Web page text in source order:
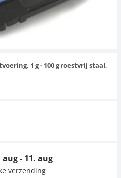
1 g - 100 g roestvrij staal,
aug - 11. aug
verzending